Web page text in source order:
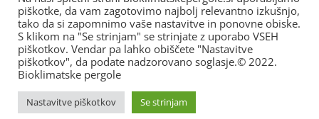
© 2025. www.bioklimatskepergole.si
piškotke, da vam zagotovimo najbolj relevantno izkušnjo,
tako da si zapomnimo vaše nastavitve in ponovne obiske.
S klikom na "Se strinjam" se strinjate z uporabo VSEH
piškotkov. Vendar pa lahko obiščete "Nastavitve
piškotkov", da podate nadzorovano soglasje.© 2022.
Bioklimatske pergole
Nastavitve piškotkov Se strinjam